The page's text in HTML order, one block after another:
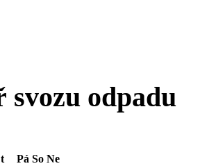
svozu odpadu
Pá So Ne